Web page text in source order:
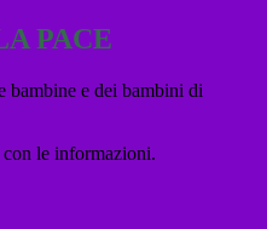
PACE
bambine e dei bambini di
le informazioni.